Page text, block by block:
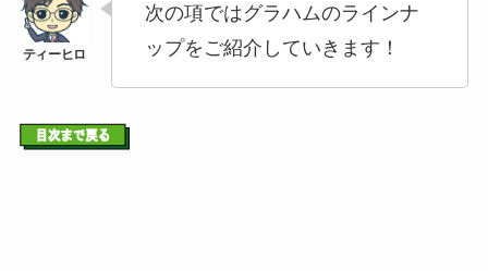
次の項ではグラハムのラインナ
ップをご紹介していきます！